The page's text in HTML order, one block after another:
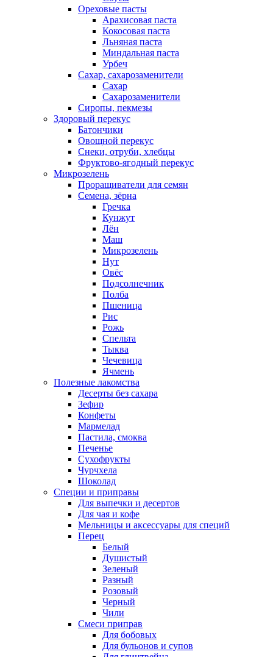
Ореховые пасты
Арахисовая паста
Кокосовая паста
Льняная паста
Миндальная паста
Урбеч
Сахар, сахарозаменители
Сахар
Сахарозаменители
Сиропы, пекмезы
Здоровый перекус
Батончики
Овощной перекус
Снеки, отруби, хлебцы
Фруктово-ягодный перекус
Микрозелень
Проращиватели для семян
Семена, зёрна
Гречка
Кунжут
Лён
Маш
Микрозелень
Нут
Овёс
Подсолнечник
Полба
Пшеница
Рис
Рожь
Спельта
Тыква
Чечевица
Ячмень
Полезные лакомства
Десерты без сахара
Зефир
Конфеты
Мармелад
Пастила, смоква
Печенье
Сухофрукты
Чурчхела
Шоколад
Специи и приправы
Для выпечки и десертов
Для чая и кофе
Мельницы и аксессуары для специй
Перец
Белый
Душистый
Зеленый
Разный
Розовый
Черный
Чили
Смеси приправ
Для бобовых
Для бульонов и супов